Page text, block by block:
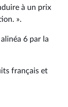
à un prix
».
6 par la
français et